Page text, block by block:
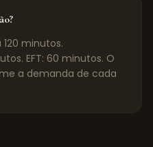
minutos.
EFT: 60 minutos. O
a demanda de cada